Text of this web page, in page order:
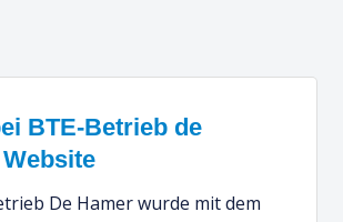
BTE-Betrieb de
De Hamer wurde mit dem